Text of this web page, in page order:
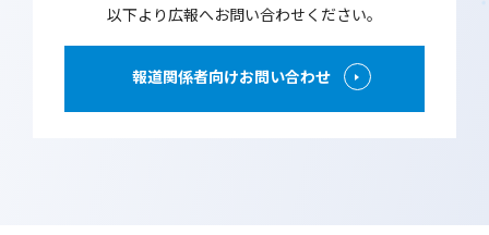
以下より広報へお問い合わせください。
報道関係者向けお問い合わせ